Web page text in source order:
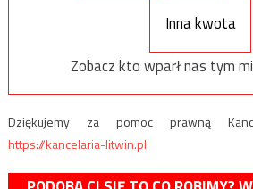
Inna kwota
Zobacz kto wparł nas tym
Dziękujemy za pomoc prawną
https://kancelaria-litwin.pl